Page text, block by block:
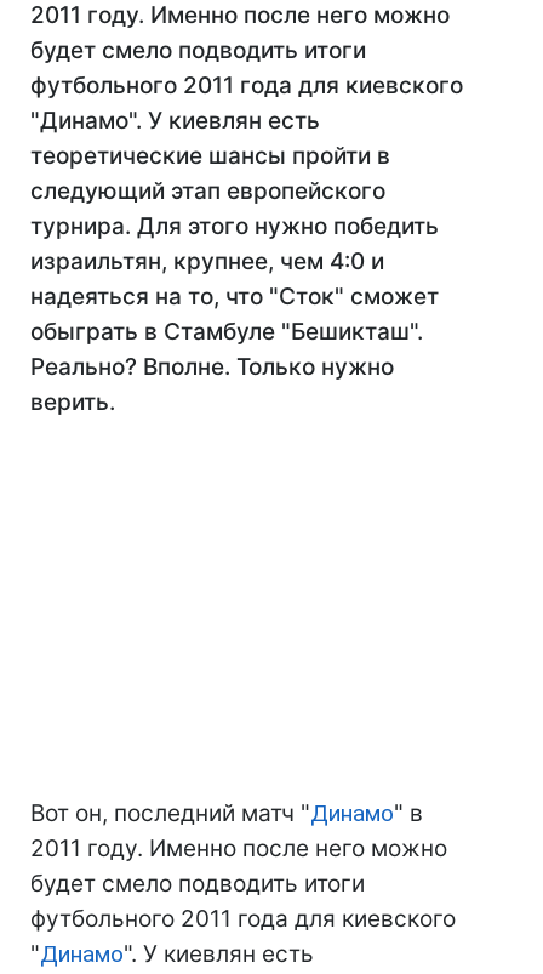
2011 году. Именно после него можно
будет смело подводить итоги
футбольного 2011 года для киевского
"Динамо". У киевлян есть
теоретические шансы пройти в
следующий этап европейского
турнира. Для этого нужно победить
израильтян, крупнее, чем 4:0 и
надеяться на то, что "Сток" сможет
обыграть в Стамбуле "Бешикташ".
Реально? Вполне. Только нужно
верить.
Вот он, последний матч "Динамо" в
2011 году. Именно после него можно
будет смело подводить итоги
футбольного 2011 года для киевского
"Динамо". У киевлян есть